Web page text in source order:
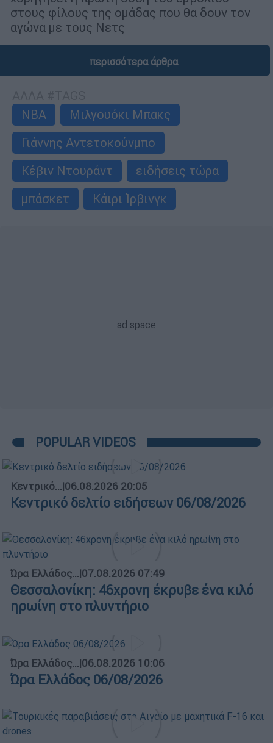
στους φίλους της ομάδας που θα δουν τον
αγώνα με τους Νετς
περισσότερα άρθρα
NBA
Μιλγουόκι Μπακς
Γιάννης Αντετοκούνμπο
Κέβιν Ντουράντ
ειδήσεις τώρα
μπάσκετ
Κάιρι Ίρβινγκ
POPULAR VIDEOS
Κεντρικό...|06.08.2026 20:05
Κεντρικό δελτίο ειδήσεων 06/08/2026
Ώρα Ελλάδος...|07.08.2026 07:49
Θεσσαλονίκη: 46χρονη έκρυβε ένα κιλό
ηρωίνη στο πλυντήριο
Ώρα Ελλάδος...|06.08.2026 10:06
Ώρα Ελλάδος 06/08/2026